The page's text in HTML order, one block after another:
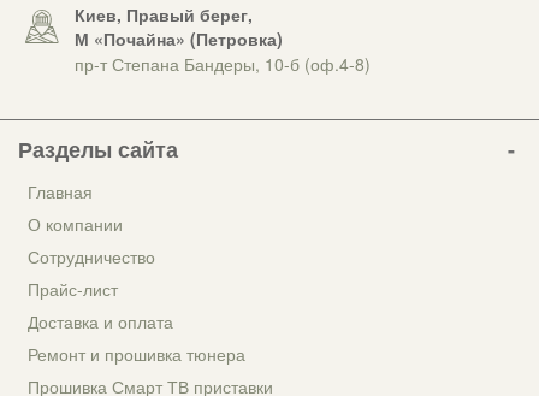
Киев, Правый берег,
М «Почайна» (Петровка)
пр-т Степана Бандеры, 10-б (оф.4-8)
Разделы сайта
Главная
О компании
Сотрудничество
Прайс-лист
Доставка и оплата
Ремонт и прошивка тюнера
Прошивка Смарт ТВ приставки